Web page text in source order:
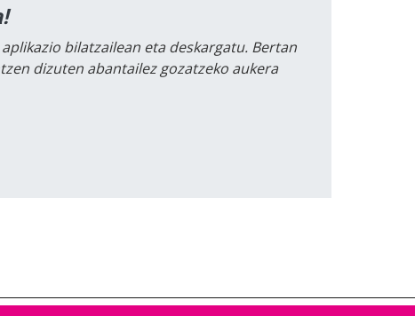
bilatzailean eta deskargatu. Bertan
dizuten abantailez gozatzeko aukera